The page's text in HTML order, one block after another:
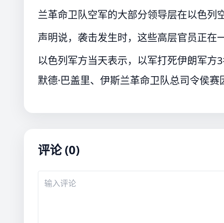
兰革命卫队空军的大部分领导层在以色列
声明说，袭击发生时，这些高层官员正在
以色列军方当天表示，以军打死伊朗军
默德·巴盖里、伊斯兰革命卫队总司令侯赛
评论 (0)